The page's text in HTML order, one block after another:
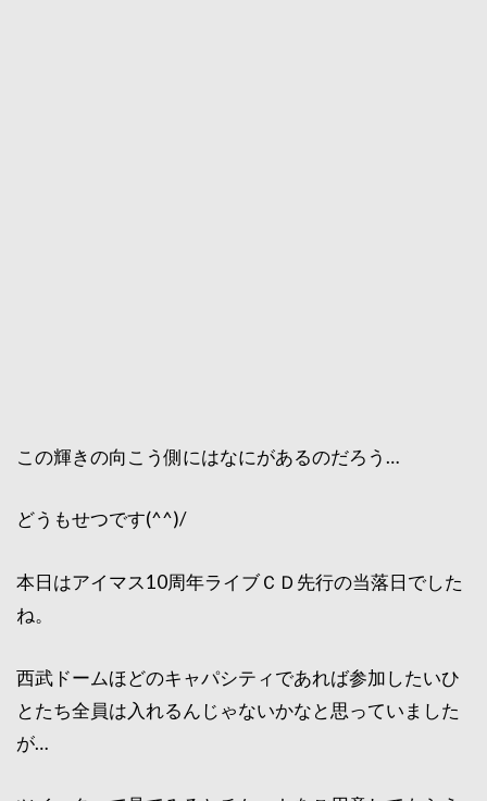
この輝きの向こう側にはなにがあるのだろう…
どうもせつです(^^)/
本日はアイマス10周年ライブＣＤ先行の当落日でした
ね。
西武ドームほどのキャパシティであれば参加したいひ
とたち全員は入れるんじゃないかなと思っていました
が…